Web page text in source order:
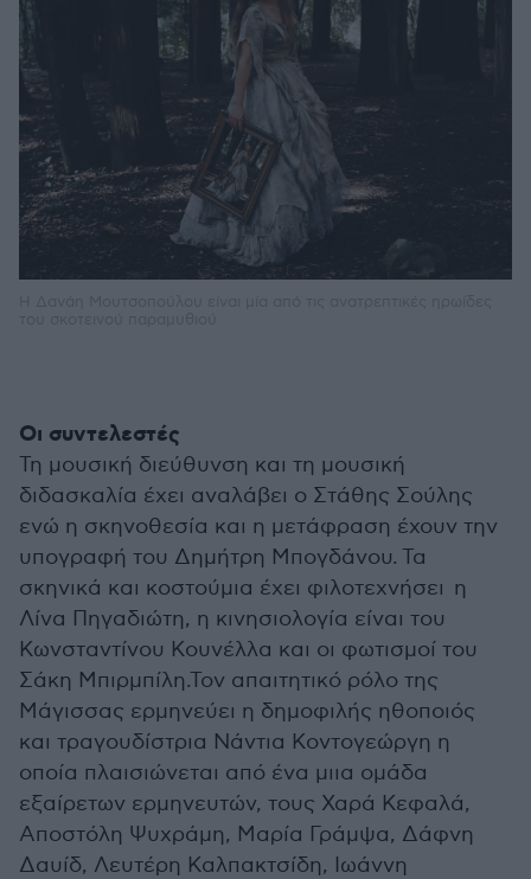
Οι συντελεστές
Τη μουσική διεύθυνση και τη μουσική
διδασκαλία έχει αναλάβει ο Στάθης Σούλης
ενώ η σκηνοθεσία και η μετάφραση έχουν την
υπογραφή του Δημήτρη Μπογδάνου. Τα
σκηνικά και κοστούμια έχει φιλοτεχνήσει η
Λίνα Πηγαδιώτη, η κινησιολογία είναι του
Κωνσταντίνου Κουνέλλα και οι φωτισμοί του
Σάκη Μπιρμπίλη.Τον απαιτητικό ρόλο της
Μάγισσας ερμηνεύει η δημοφιλής ηθοποιός
και τραγουδίστρια Νάντια Κοντογεώργη η
οποία πλαισιώνεται από ένα μιια ομάδα
εξαίρετων ερμηνευτών, τους Χαρά Κεφαλά,
Αποστόλη Ψυχράμη, Μαρία Γράμψα, Δάφνη
Δαυίδ, Λευτέρη Καλπακτσίδη, Ιωάννη